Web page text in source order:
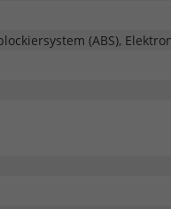
(ABS),